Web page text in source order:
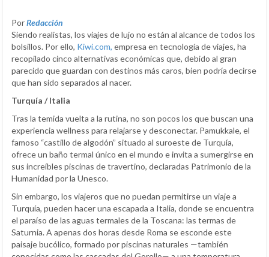
PorRedacción
Siendo realistas, los viajes de lujo no están al alcance de todos los
bolsillos. Por ello, Kiwi.com, empresa en tecnología de viajes, ha
recopilado cinco alternativas económicas que, debido al gran
parecido que guardan con destinos más caros, bien podría decirse
que han sido separados al nacer.
Turquía / Italia
Tras la temida vuelta a la rutina, no son pocos los que buscan una
experiencia wellness para relajarse y desconectar. Pamukkale, el
famoso “castillo de algodón” situado al suroeste de Turquía,
ofrece un baño termal único en el mundo e invita a sumergirse en
sus increíbles piscinas de travertino, declaradas Patrimonio de la
Humanidad por la Unesco.
Sin embargo, los viajeros que no puedan permitirse un viaje a
Turquía, pueden hacer una escapada a Italia, donde se encuentra
el paraíso de las aguas termales de la Toscana: las termas de
Saturnia. A apenas dos horas desde Roma se esconde este
paisaje bucólico, formado por piscinas naturales —también